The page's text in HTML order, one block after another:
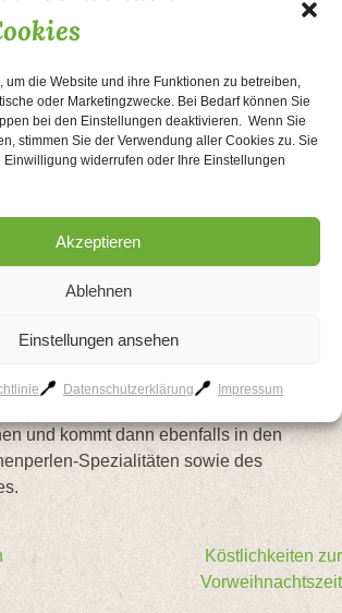
um die Website und ihre Funktionen zu betreiben,
oder Marketingzwecke. Bei Bedarf können Sie
bei den Einstellungen deaktivieren. Wenn Sie
stimmen Sie der Verwendung aller Cookies zu. Sie
Einwilligung widerrufen oder Ihre Einstellungen
Akzeptieren
Ablehnen
Einstellungen ansehen
Datenschutzerklärung Impressum
bei dem man in der festlich
in Ruhwinkel mit einem
verwöhnt wird. Unter anderem
Ente, Wildspezialitäten nach
Honigbraten, köstliche Beilagen, viele
sowie weihnachtliche
Gaumengenüsse geboten,
gebeten wird und man sich
der Firmenweihnachtsfeier am 2.
kann man die Kuh-Lounge auch für
und kommt dann ebenfalls in den
Spezialitäten sowie des
Köstlichkeiten zur
Vorweihnachtszeit